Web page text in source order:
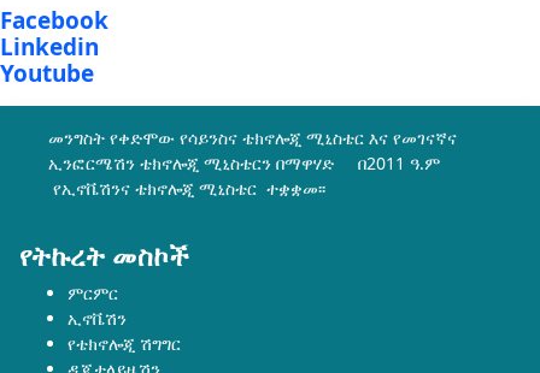
Facebook
Linkedin
Youtube
መንግስት የቀድሞው የሳይንስና ቴክኖሎጂ ሚኒስቴር እና የመገናኛና
ኢንፎርሜሽን ቴክኖሎጂ ሚኒስቴርን በማዋሃድ በ2011 ዓ.ም
የኢኖቬሽንና ቴክኖሎጂ ሚኒስቴር ተቋቋመ፡፡
የትኩረት መስኮች
ምርምር
ኢኖቬሽን
የቴክኖሎጂ ሽግግር